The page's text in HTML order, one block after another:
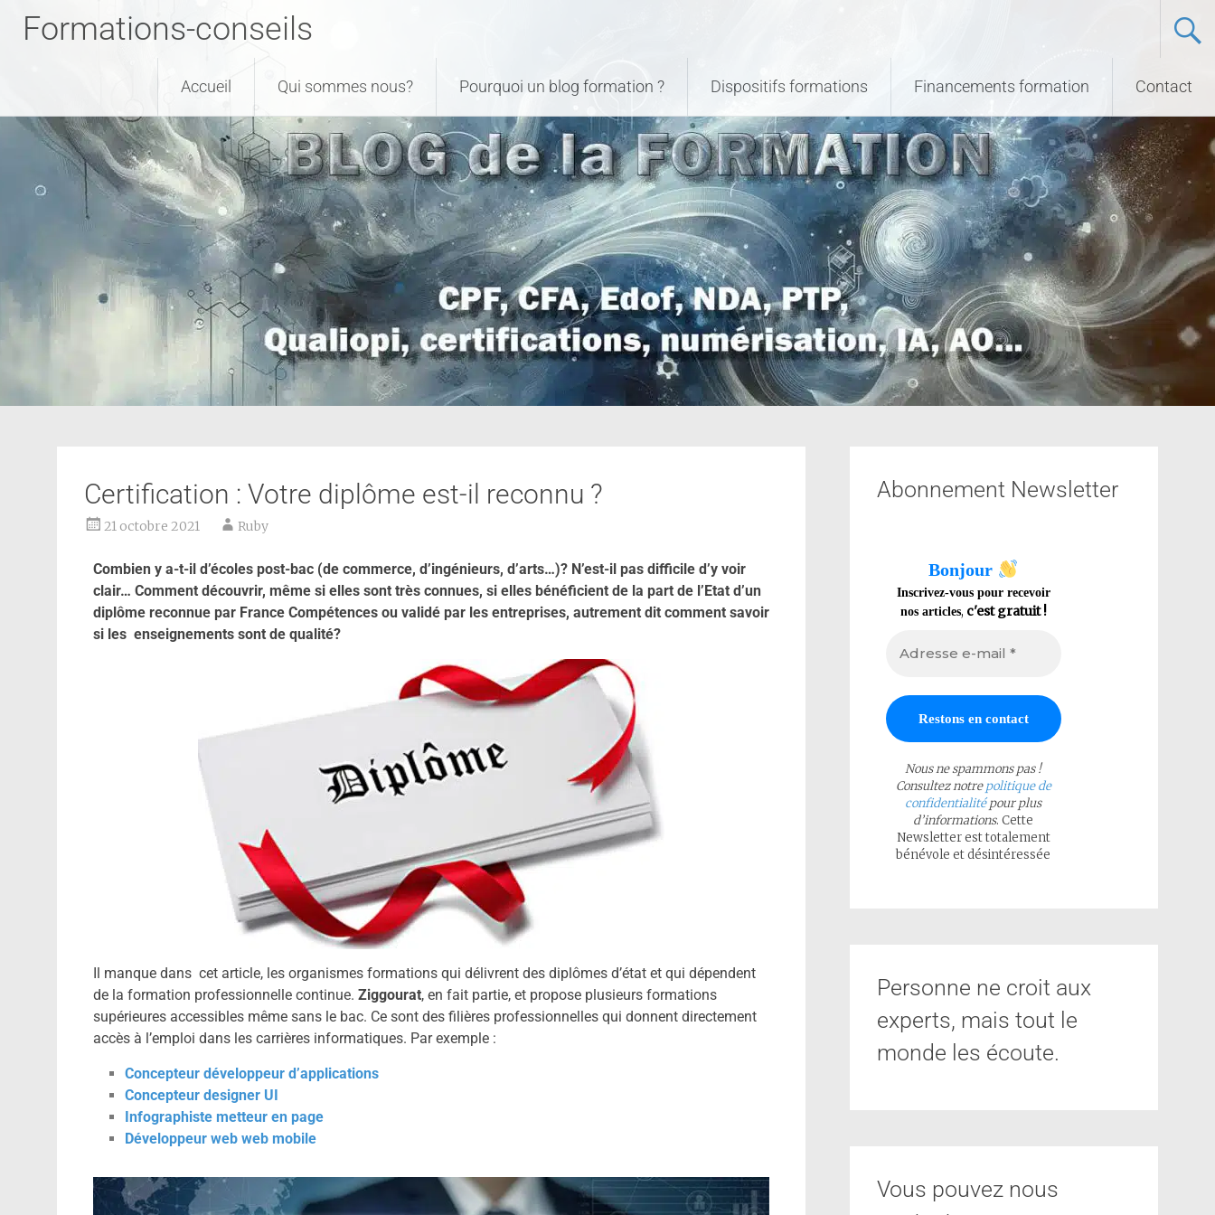
Formations-conseils
Accueil Qui sommes nous? Pourquoi un blog formation ? Dispositifs formations Financements formation Contact
Certification : Votre diplôme est-il reconnu ?
21 octobre 2021 Ruby
Combien y a-t-il d’écoles post-bac (de commerce, d’ingénieurs, d’arts…)? N’est-il pas difficile d’y voir
clair… Comment découvrir, même si elles sont très connues, si elles bénéficient de la part de l’Etat d’un
diplôme reconnue par France Compétences ou validé par les entreprises, autrement dit comment savoir
si les enseignements sont de qualité?
Il manque dans cet article, les organismes formations qui délivrent des diplômes d’état et qui dépendent
de la formation professionnelle continue. Ziggourat, en fait partie, et propose plusieurs formations
supérieures accessibles même sans le bac. Ce sont des filières professionnelles qui donnent directement
accès à l’emploi dans les carrières informatiques. Par exemple :
Concepteur développeur d’applications
Concepteur designer UI
Infographiste metteur en page
Développeur web web mobile
Abonnement Newsletter
Bonjour
Inscrivez-vous pour recevoir
nos articles, c'est gratuit !
Nous ne spammons pas !
Consultez notrepolitique de
confidentialitépour plus
d’informations. Cette
Newsletter est totalement
bénévole et désintéressée
Personne ne croit aux
experts, mais tout le
monde les écoute.
Vous pouvez nous